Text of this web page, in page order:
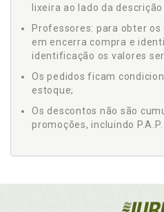
lixeira ao lado da
Professores: para obter os
em encerra compra e
identificação os valores
Os pedidos ficam
estoque;
Os descontos não são
promoções, incluindo P.A.P.